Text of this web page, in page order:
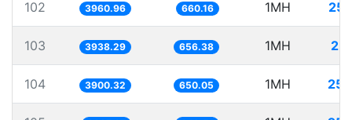
102 3960.96 660.16 1MH
103 3938.29 656.38 1MH
104 3900.32 650.05 1MH